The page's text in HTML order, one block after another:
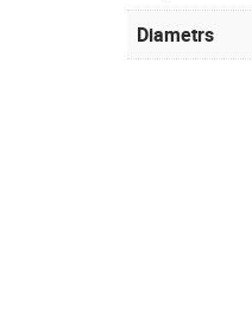
Diametrs